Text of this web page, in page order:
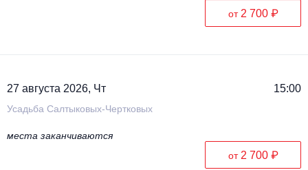
от 2 700 ₽
27 августа 2026, Чт 15:00
Усадьба Салтыковых-Чертковых
места заканчиваются
от 2 700 ₽